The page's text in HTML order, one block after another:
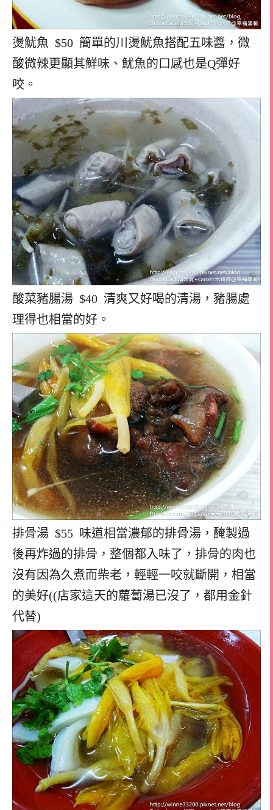
燙魷魚 $50 簡單的川燙魷魚搭配五味醬，微
酸微辣更顯其鮮味、魷魚的口感也是Q彈好
咬。
酸菜豬腸湯 $40 清爽又好喝的清湯，豬腸處
理得也相當的好。
排骨湯 $55 味道相當濃郁的排骨湯，醃製過
後再炸過的排骨，整個都入味了，排骨的肉也
沒有因為久煮而柴老，輕輕一咬就斷開，相當
的美好((店家這天的蘿蔔湯已沒了，都用金針
代替)